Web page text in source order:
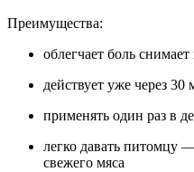
Преимущества:
облегчает боль
действует уже через 30
применять один раз в
легко давать питомцу
свежего мяса